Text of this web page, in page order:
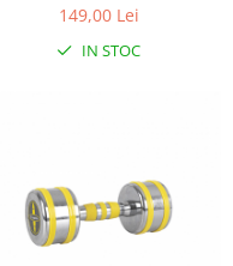
149,00 Lei
IN STOC